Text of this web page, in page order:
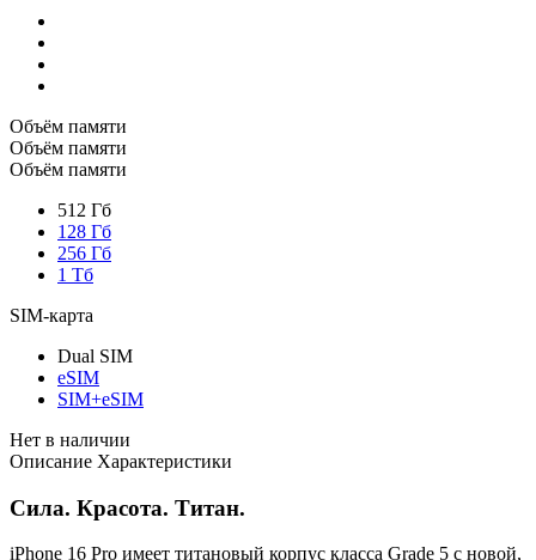
Объём памяти
Объём памяти
Объём памяти
512 Гб
128 Гб
256 Гб
1 Тб
SIM-карта
Dual SIM
eSIM
SIM+eSIM
Нет в наличии
Описание Характеристики
Сила. Красота. Титан.
iPhone 16 Pro имеет титановый корпус класса Grade 5 с новой,